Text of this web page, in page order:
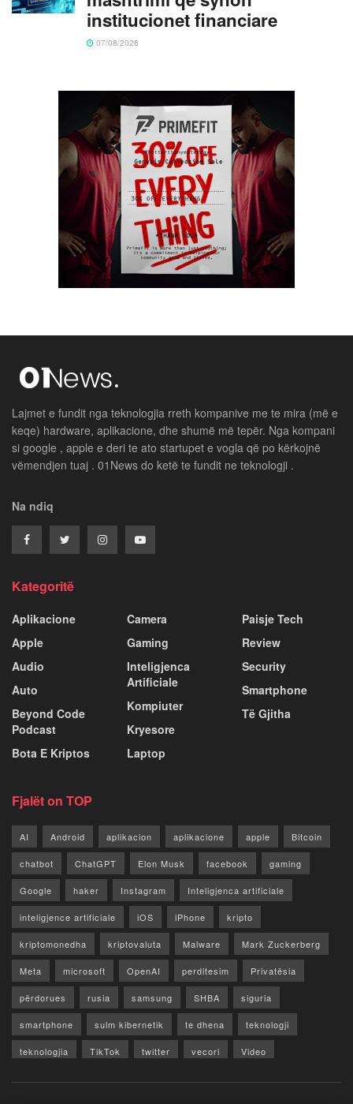
institucionet financiare
07/08/2026
Lajmet e fundit nga teknologjia rreth kompanive me te mira (më e
keqe) hardware, aplikacione, dhe shumë më tepër. Nga kompani
si google , apple e deri te ato startupet e vogla që po kërkojnë
vëmendjen tuaj . 01News do ketë te fundit ne teknologji .
Na ndiq
Kategoritë
Aplikacione
Apple
Audio
Auto
Beyond Code
Podcast
Bota E Kriptos
Camera
Gaming
Inteligjenca
Artificiale
Kompiuter
Kryesore
Laptop
Paisje Tech
Review
Security
Smartphone
Të Gjitha
Fjalët on TOP
AI Android aplikacion aplikacione apple Bitcoin
chatbot ChatGPT Elon Musk facebook gaming
Google haker Instagram Inteligjenca artificiale
inteligjence artificiale iOS iPhone kripto
kriptomonedha kriptovaluta Malware Mark Zuckerberg
Meta microsoft OpenAI perditesim Privatësia
përdorues rusia samsung SHBA siguria
smartphone sulm kibernetik te dhena teknologji
teknologjia TikTok twitter vecori Video